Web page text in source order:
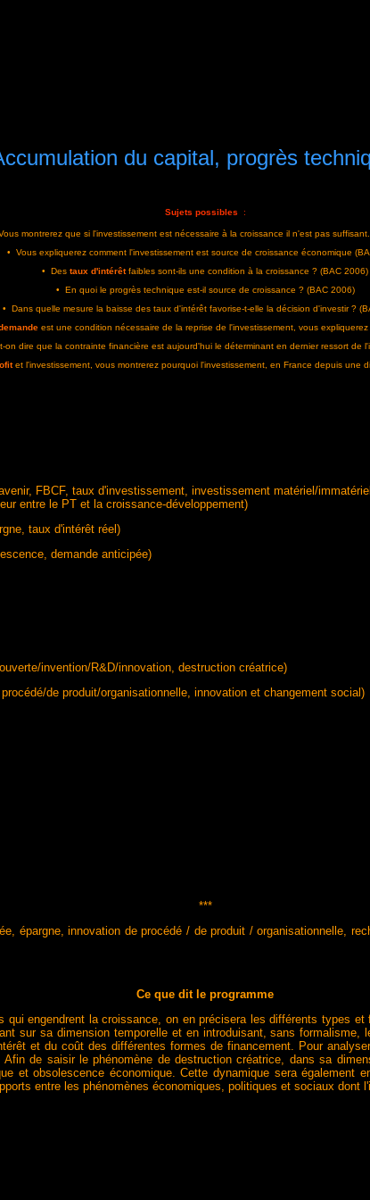
du capital, progrès
Sujets possibles :
montrerez que si l'investissement est nécessaire à la croissance il n'est pas
• Vous expliquerez comment l'investissement est source de croissance économique
• Des taux d'intérêtfaibles sont-ils une condition à la croissance ? (BAC 2006)
• En quoi le progrès technique est-il source de croissance ? (BAC 2006)
• Dans quelle mesure la baisse des taux d'intérêt favorise-t-elle la décision d'investir ?
est une condition nécessaire de la reprise de l'investissement, vous
on dire que la contrainte financière est aujourd'hui le déterminant en dernier ressort de
et l'investissement, vous montrerez pourquoi l'investissement, en France depuis une
FBCF, taux d'investissement, investissement matériel/
entre le PT et la croissance-développement)
taux d'intérêt réel)
demande anticipée)
invention/R&D/innovation, destruction créatrice)
de produit/organisationnelle, innovation et changement social)
***
épargne, innovation de procédé / de produit / organisationnelle,
Ce que dit le programme
engendrent la croissance, on en précisera les différents types
sur sa dimension temporelle et en introduisant, sans
et du coût des différentes formes de financement. Pour
de saisir le phénomène de destruction créatrice, dans sa
et obsolescence économique. Cette dynamique sera également
entre les phénomènes économiques, politiques et sociaux dont